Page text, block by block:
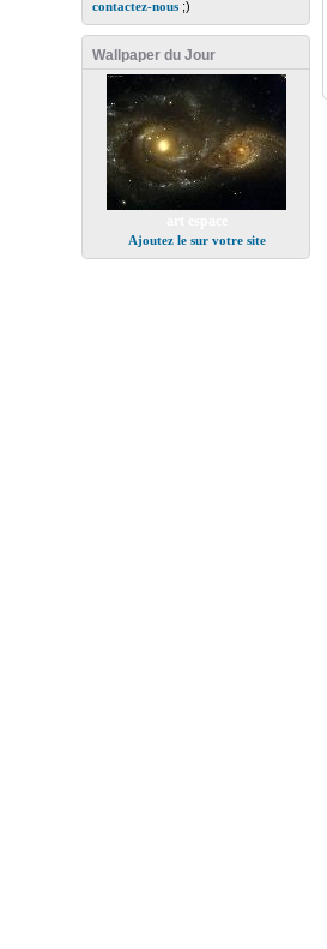
contactez-nous;)
Wallpaper du Jour
Ajoutez le sur votre site